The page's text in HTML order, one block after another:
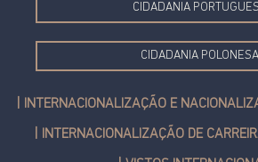
CIDADANIA
CIDADANIA POLONESA
| INTERNACIONALIZAÇÃO E
| INTERNACIONALIZAÇÃO DE